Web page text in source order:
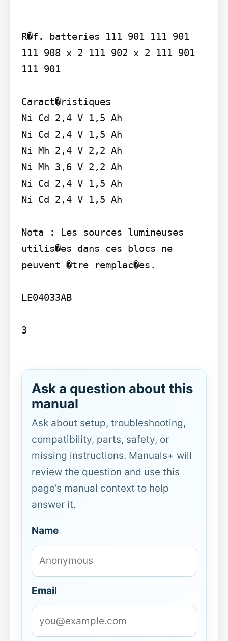
R�f. batteries 111 901 111 901
111 908 x 2 111 902 x 2 111 901
111 901
Caract�ristiques
Ni Cd 2,4 V 1,5 Ah
Ni Cd 2,4 V 1,5 Ah
Ni Mh 2,4 V 2,2 Ah
Ni Mh 3,6 V 2,2 Ah
Ni Cd 2,4 V 1,5 Ah
Ni Cd 2,4 V 1,5 Ah
Nota : Les sources lumineuses
utilis�es dans ces blocs ne
peuvent �tre remplac�es.
LE04033AB
3
Ask a question about this
manual
Ask about setup, troubleshooting,
compatibility, parts, safety, or
missing instructions. Manuals+ will
review the question and use this
page’s manual context to help
answer it.
Name
Email